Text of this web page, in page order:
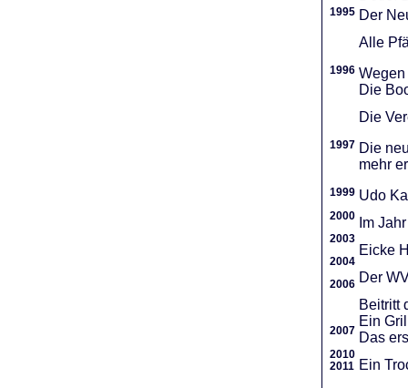
1995 Der
Alle
1996
Die
Die
1997 Die
mehr
1999
2000
2003
2004
2006
2007
2010
2011
Udo
Im
Eicke
Der
Beitritt
Ein
Das
Ein